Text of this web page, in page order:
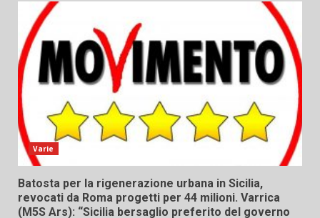
Varie
Batosta per la rigenerazione urbana in Sicilia,
revocati da Roma progetti per 44 milioni. Varrica
(M5S Ars): “Sicilia bersaglio preferito del governo